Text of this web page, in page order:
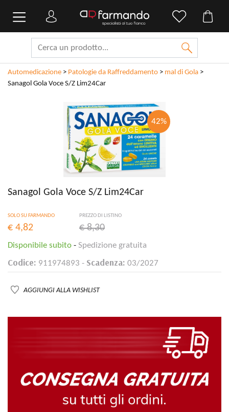
Automedicazione > Patologie da Raffreddamento > mal di Gola >
Sanagol Gola Voce S/Z Lim24Car
42%
Sanagol Gola Voce S/Z Lim24Car
SOLO SU FARMANDO
€ 4,82
PREZZO DI LISTINO
€ 8,30
Disponibile subito - Spedizione gratuita
Codice: 911974893 - Scadenza: 03/2027
AGGIUNGI ALLA WISHLIST